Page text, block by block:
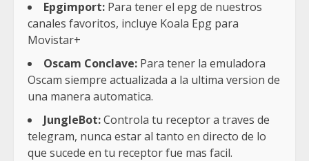
Epgimport: Para tener el epg de nuestros
canales favoritos, incluye Koala Epg para
Movistar+
Oscam Conclave: Para tener la emuladora
Oscam siempre actualizada a la ultima version de
una manera automatica.
JungleBot:Controla tu receptor a traves de
telegram, nunca estar al tanto en directo de lo
que sucede en tu receptor fue mas facil.